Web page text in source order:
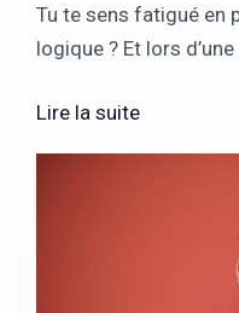
Tu te sens fatigué en
logique ? Et lors
Lire la suite